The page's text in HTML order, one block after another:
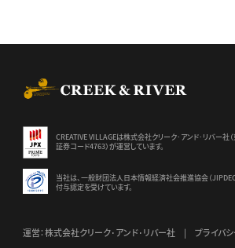
CREATIVE VILLAGEは株式会社クリーク･アンド･リバー社
証券コード4763）が運営しています。
当社は、一般財団法人日本情報経済社会推進協会（JIPDEC
付与認定を受けています。
運営：株式会社クリーク･アンド･リバー社
プライバ